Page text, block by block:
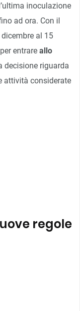
inoculazione
ad ora. Con il
al 15
entrare allo
decisione riguarda
attività considerate
regole